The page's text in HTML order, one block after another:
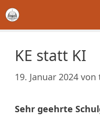
Zum
Inhalt
springen
KE statt KI
19. Januar 2024 von
Sehr geehrte